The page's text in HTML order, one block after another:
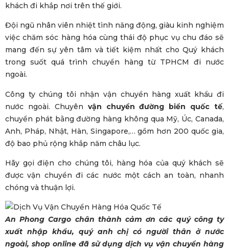
khách đi khắp nơi trên thế giới.
Đội ngũ nhân viên nhiệt tình năng động, giàu kinh nghiệm
việc chăm sóc hàng hóa cùng thái độ phục vụ chu đáo sẽ
mang đến sự yên tâm và tiết kiệm nhất cho Quý khách
trong suốt quá trình chuyển hàng từ TPHCM đi nước
ngoài.
Công ty chúng tôi nhận vận chuyển hàng xuất khẩu đi
nước ngoài. Chuyên vận chuyển đường biển quốc tế,
chuyển phát bằng đường hàng không qua Mỹ, Úc, Canada,
Anh, Pháp, Nhật, Hàn, Singapore,… gồm hơn 200 quốc gia,
độ bao phủ rộng khắp năm châu lục.
Hãy gọi điện cho chúng tôi, hàng hóa của quý khách sẽ
được vận chuyển đi các nước một cách an toàn, nhanh
chóng và thuận lợi.
An Phong Cargo chân thành cảm ơn các quý công ty
xuất nhập khẩu, quý anh chị có người thân ở nước
ngoài, shop online đã sử dụng dịch vụ vận chuyển hàng